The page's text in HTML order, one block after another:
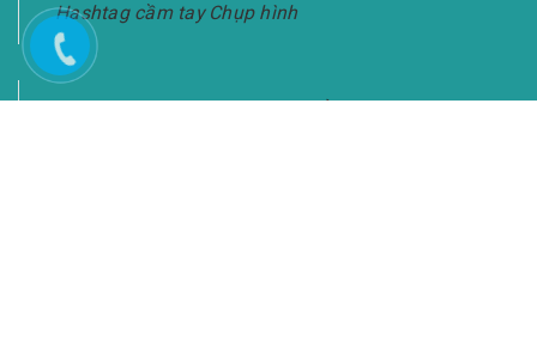
Hashtag cầm tay Chụp hình